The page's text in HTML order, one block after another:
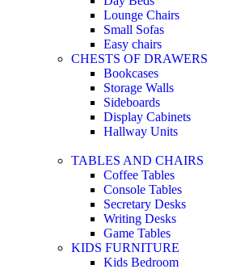
Lounge Chairs
Small Sofas
Easy chairs
CHESTS OF DRAWERS
Bookcases
Storage Walls
Sideboards
Display Cabinets
Hallway Units
TABLES AND CHAIRS
Coffee Tables
Console Tables
Secretary Desks
Writing Desks
Game Tables
KIDS FURNITURE
Kids Bedroom